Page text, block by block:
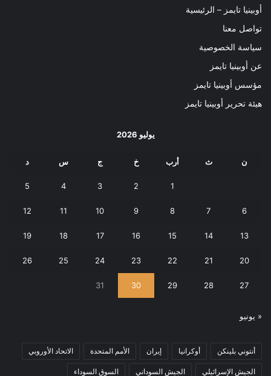
أوبينيا تايمز – الرئيسية
تواصل معنا
سياسة الخصوصية
عن أوبينيا تايمز
مؤسس أوبينيا تايمز
هيئة تحرير أوبينيا تايمز
يوليو 2026
ن ث أرب خ ج س د
1
2
3
4
5
6
7
8
9
10
11
12
13
14
15
16
17
18
19
20
21
22
23
24
25
26
27
28
29
30
31
« يونيو
أنتوني بلينكن أوكرانيا إيران الأمم المتحدة الاتحاد الأوروبي
الجيش الإسرائيلي الجيش السوداني السوق السوداء